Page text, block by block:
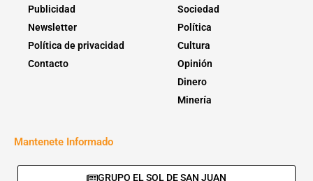
Publicidad
Newsletter
Política de privacidad
Contacto
Sociedad
Política
Cultura
Opinión
Dinero
Minería
Mantenete Informado
GRUPO EL SOL DE SAN JUAN